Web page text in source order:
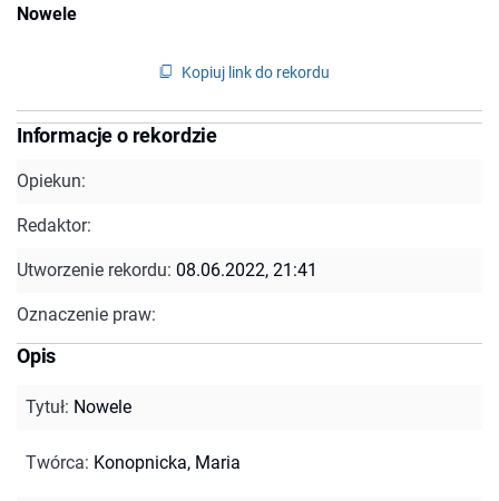
Nowele
Kopiuj link do rekordu
Informacje o rekordzie
Opiekun:
Redaktor:
Utworzenie rekordu: 08.06.2022, 21:41
Oznaczenie praw:
Opis
Tytuł: Nowele
Twórca: Konopnicka, Maria